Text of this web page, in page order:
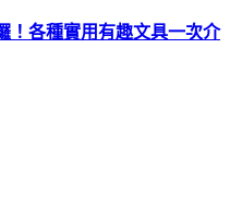
！各種實用有趣文具一次介